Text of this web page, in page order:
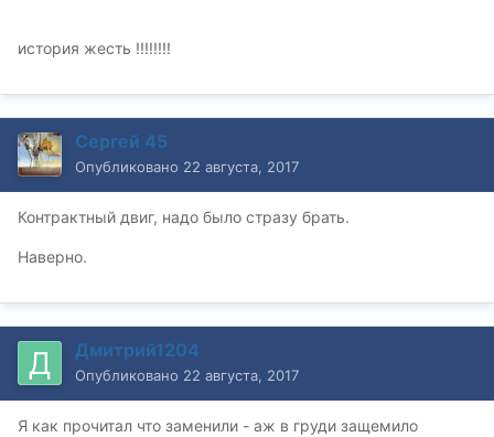
история жесть !!!!!!!!
Сергей 45
Опубликовано 22 августа, 2017
Контрактный двиг, надо было стразу брать.
Наверно.
Дмитрий1204
Опубликовано 22 августа, 2017
Я как прочитал что заменили - аж в груди защемило